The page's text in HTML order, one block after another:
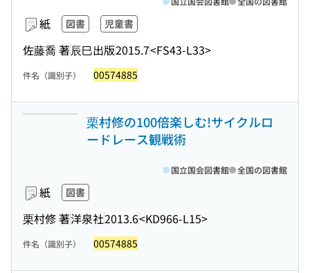
紙 図書 児童書
佐藤喬 著辰巳出版2015.7<FS43-L33>
件名（識別子） 00574885
栗村修の100倍楽しむ!サイクルロ
ードレース観戦術
紙 図書
栗村修 著洋泉社2013.6<KD966-L15>
国立国会図書館 全国の図書館
件名（識別子） 00574885